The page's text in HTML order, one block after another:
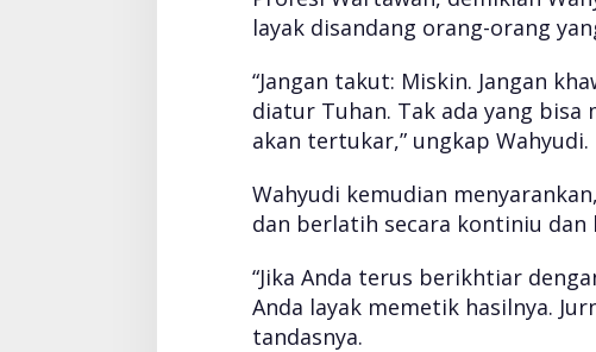
layak disandang orang-orang
“Jangan takut: Miskin. Jangan
diatur Tuhan. Tak ada yang bisa
akan tertukar,” ungkap Wahyudi.
Wahyudi kemudian
dan berlatih secara kontiniu dan
“Jika Anda terus berikhtiar
Anda layak memetik hasilnya.
tandasnya.